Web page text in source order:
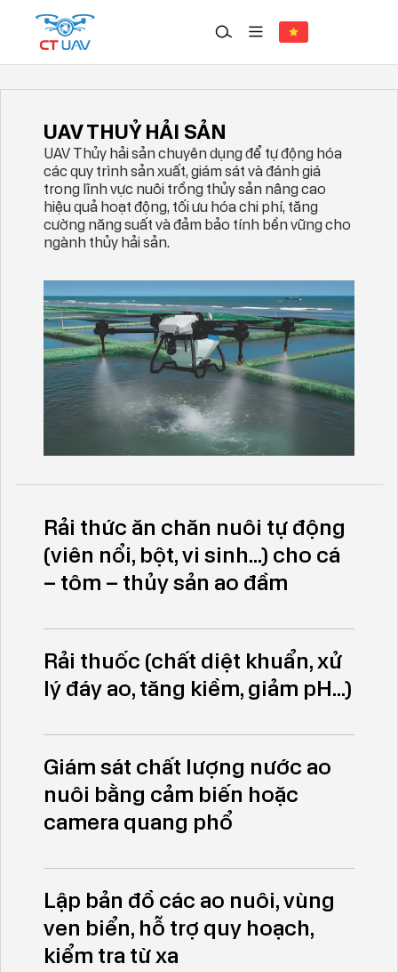
Giải pháp UAV THUỶ HẢI SẢN
UAV THUỶ HẢI SẢN
UAV Thủy hải sản chuyên dụng để tự động hóa
các quy trình sản xuất, giám sát và đánh giá
trong lĩnh vực nuôi trồng thủy sản nâng cao
hiệu quả hoạt động, tối ưu hóa chi phí, tăng
cường năng suất và đảm bảo tính bền vững cho
ngành thủy hải sản.
Rải thức ăn chăn nuôi tự động
(viên nổi, bột, vi sinh...) cho cá
– tôm – thủy sản ao đầm
Rải thuốc (chất diệt khuẩn, xử
lý đáy ao, tăng kiềm, giảm pH...)
Giám sát chất lượng nước ao
nuôi bằng cảm biến hoặc
camera quang phổ
Lập bản đồ các ao nuôi, vùng
ven biển, hỗ trợ quy hoạch,
kiểm tra từ xa